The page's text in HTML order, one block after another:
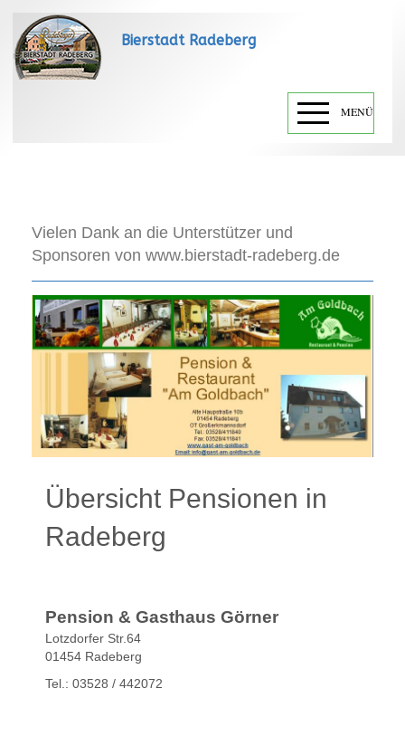
Bierstadt Radeberg
MENÜ
Vielen Dank an die Unterstützer und
Sponsoren von www.bierstadt-radeberg.de
Übersicht Pensionen in
Radeberg
Pension & Gasthaus Görner
Lotzdorfer Str.64
01454 Radeberg
Tel.: 03528 / 442072